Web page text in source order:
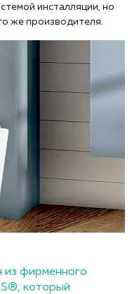
инсталляции, но
же производителя.
из фирменного
который